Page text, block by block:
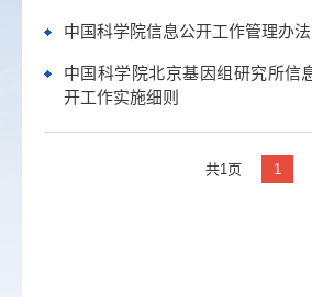
中国科学院信息公开工作管理办法
中国科学院北京基因组研究所信
开工作实施细则
共1页 1